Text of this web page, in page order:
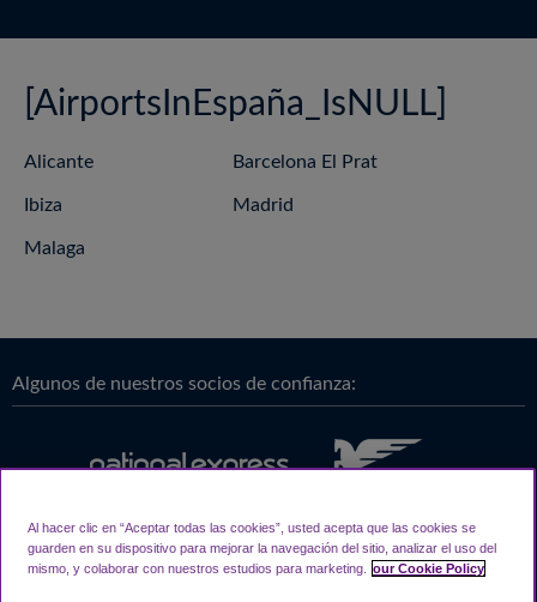
[AirportsInEspaña_IsNULL]
Alicante Barcelona El Prat
Ibiza Madrid
Malaga
Algunos de nuestros socios de confianza:
Al hacer clic en “Aceptar todas las cookies”, usted acepta que las cookies se
guarden en su dispositivo para mejorar la navegación del sitio, analizar el uso del
mismo, y colaborar con nuestros estudios para marketing.
our Cookie Policy